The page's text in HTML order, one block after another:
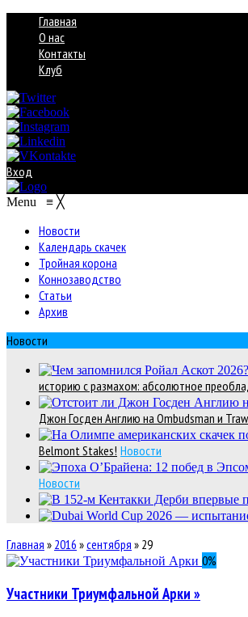
Главная
О нас
Контакты
Клуб
Вход
Menu ≡ ╳
Новости
Календарь скачек
Тройная корона
Коннозаводство
Статьи
Архив
Новости
историю с размахом: абсолютное
Джон Госден Англию на Ombudsman и
Belmont Stakes! Новости
Новости
Главная » 2016 »сентября » 29
0%
Участники Триумфальной Арки »